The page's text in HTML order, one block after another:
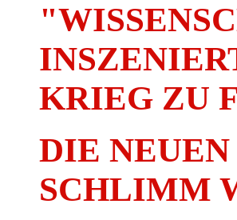
KRIEG ZU
DIE
SCHLIMM